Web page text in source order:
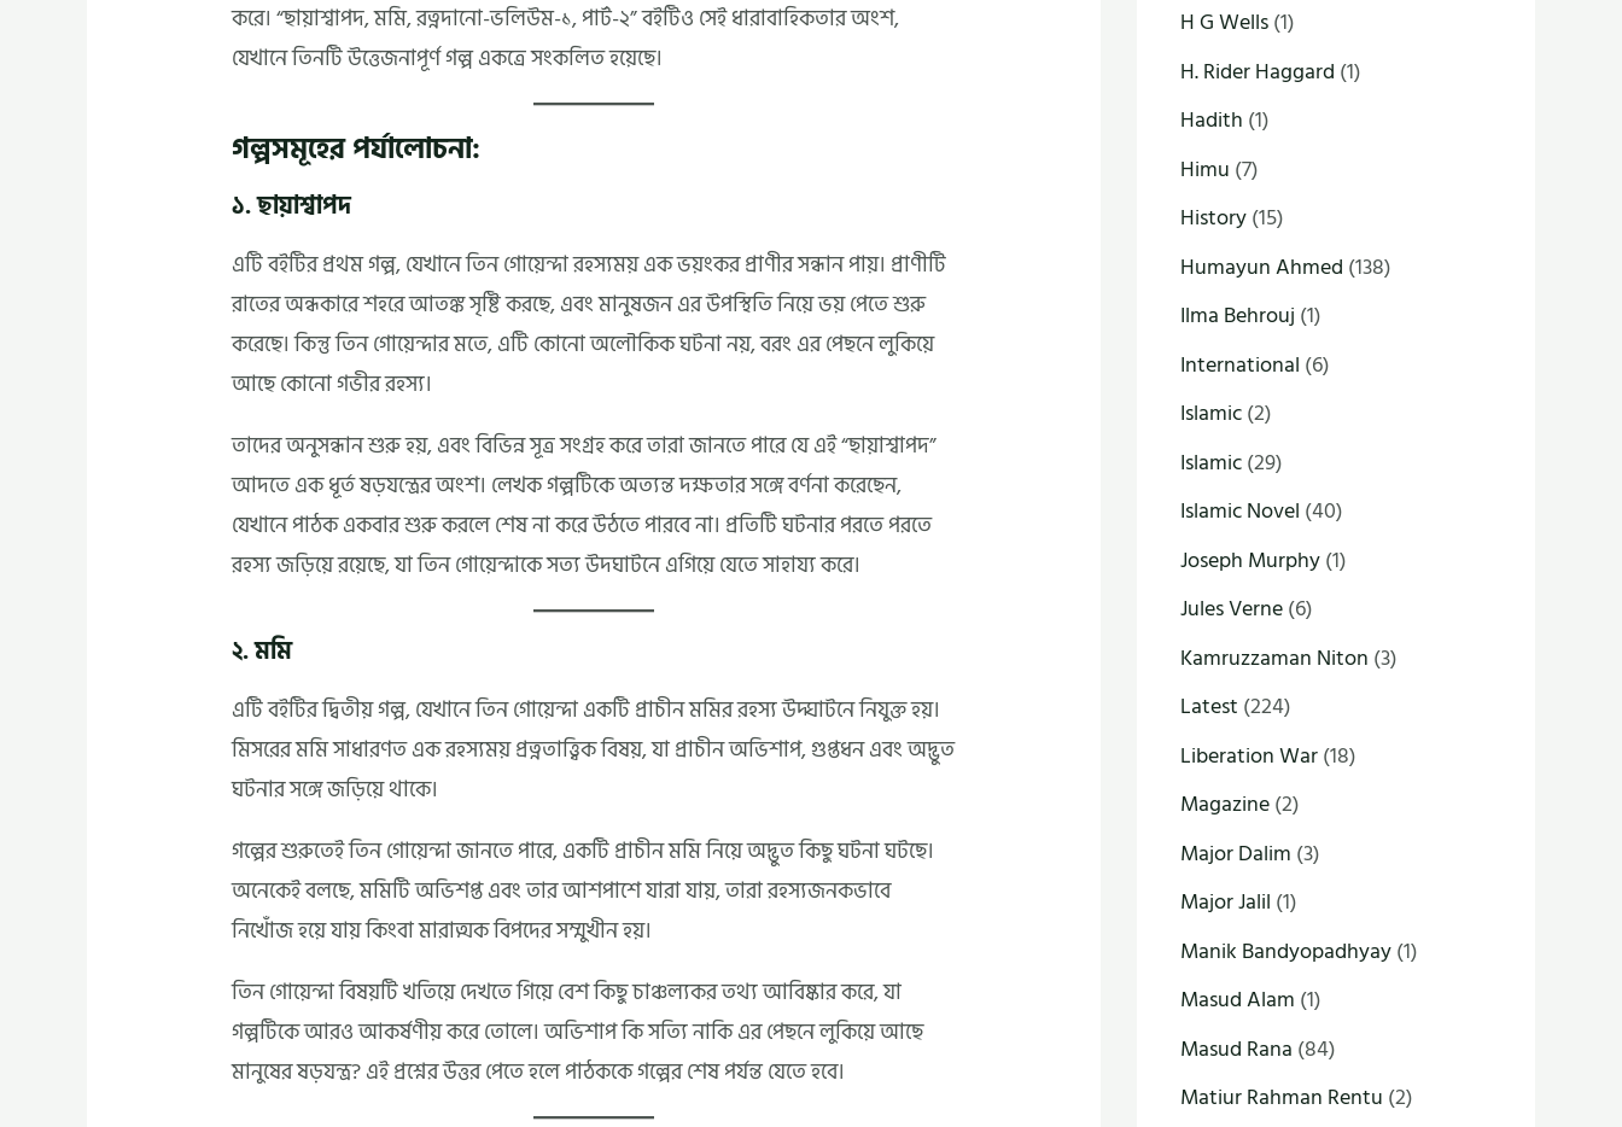
করে। “ছায়াশ্বাপদ, মমি, রত্নদানো-ভলিউম-১, পার্ট-২” বইটিও সেই ধারাবাহিকতার অংশ,
যেখানে তিনটি উত্তেজনাপূর্ণ গল্প একত্রে সংকলিত হয়েছে।
গল্পসমূহের পর্যালোচনা:
১. ছায়াশ্বাপদ
এটি বইটির প্রথম গল্প, যেখানে তিন গোয়েন্দা রহস্যময় এক ভয়ংকর প্রাণীর সন্ধান পায়। প্রাণীটি
রাতের অন্ধকারে শহরে আতঙ্ক সৃষ্টি করছে, এবং মানুষজন এর উপস্থিতি নিয়ে ভয় পেতে শুরু
করেছে। কিন্তু তিন গোয়েন্দার মতে, এটি কোনো অলৌকিক ঘটনা নয়, বরং এর পেছনে লুকিয়ে
আছে কোনো গভীর রহস্য।
তাদের অনুসন্ধান শুরু হয়, এবং বিভিন্ন সূত্র সংগ্রহ করে তারা জানতে পারে যে এই “ছায়াশ্বাপদ”
আদতে এক ধূর্ত ষড়যন্ত্রের অংশ। লেখক গল্পটিকে অত্যন্ত দক্ষতার সঙ্গে বর্ণনা করেছেন,
যেখানে পাঠক একবার শুরু করলে শেষ না করে উঠতে পারবে না। প্রতিটি ঘটনার পরতে পরতে
রহস্য জড়িয়ে রয়েছে, যা তিন গোয়েন্দাকে সত্য উদঘাটনে এগিয়ে যেতে সাহায্য করে।
২. মমি
এটি বইটির দ্বিতীয় গল্প, যেখানে তিন গোয়েন্দা একটি প্রাচীন মমির রহস্য উদ্ঘাটনে নিযুক্ত হয়।
মিসরের মমি সাধারণত এক রহস্যময় প্রত্নতাত্ত্বিক বিষয়, যা প্রাচীন অভিশাপ, গুপ্তধন এবং অদ্ভুত
ঘটনার সঙ্গে জড়িয়ে থাকে।
গল্পের শুরুতেই তিন গোয়েন্দা জানতে পারে, একটি প্রাচীন মমি নিয়ে অদ্ভুত কিছু ঘটনা ঘটছে।
অনেকেই বলছে, মমিটি অভিশপ্ত এবং তার আশপাশে যারা যায়, তারা রহস্যজনকভাবে
নিখোঁজ হয়ে যায় কিংবা মারাত্মক বিপদের সম্মুখীন হয়।
তিন গোয়েন্দা বিষয়টি খতিয়ে দেখতে গিয়ে বেশ কিছু চাঞ্চল্যকর তথ্য আবিষ্কার করে, যা
গল্পটিকে আরও আকর্ষণীয় করে তোলে। অভিশাপ কি সত্যি নাকি এর পেছনে লুকিয়ে আছে
মানুষের ষড়যন্ত্র? এই প্রশ্নের উত্তর পেতে হলে পাঠককে গল্পের শেষ পর্যন্ত যেতে হবে।
H G Wells(1)
H. Rider Haggard (1)
Hadith (1)
Himu (7)
History(15)
Humayun Ahmed (138)
Ilma Behrouj (1)
International (6)
Islamic(2)
Islamic(29)
Islamic Novel (40)
Joseph Murphy(1)
Jules Verne(6)
Kamruzzaman Niton (3)
Latest (224)
Liberation War(18)
Magazine(2)
Major Dalim (3)
Major Jalil (1)
Manik Bandyopadhyay(1)
Masud Alam (1)
Masud Rana (84)
Matiur Rahman Rentu (2)